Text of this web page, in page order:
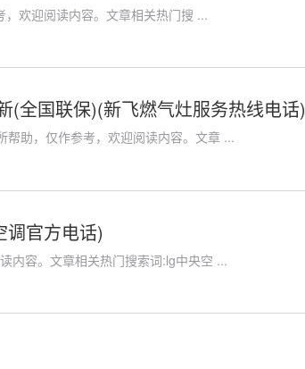
欢迎阅读内容。文章相关热门搜 ...
(全国联保)(新飞燃气灶服务热线电话)
助，仅作参考，欢迎阅读内容。文章 ...
调官方电话)
内容。文章相关热门搜索词:lg中央空 ...